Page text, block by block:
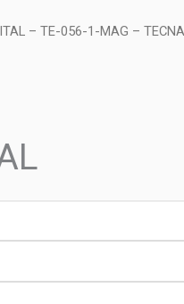
– TE-056-1-MAG –